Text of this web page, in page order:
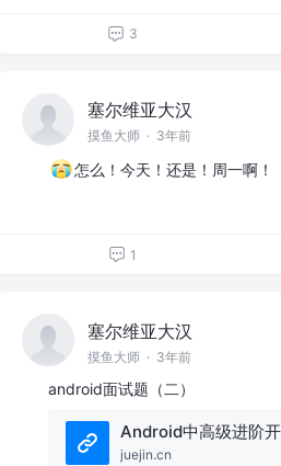
3
塞尔维亚大汉
摸鱼大师 · 3年前
怎么！今天！还是！周一啊！
1
塞尔维亚大汉
摸鱼大师 · 3年前
android面试题（二）
juejin.cn